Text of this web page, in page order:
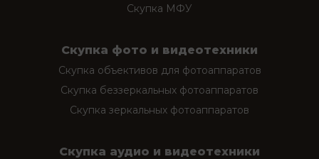
Скупка МФУ
Скупка фото и видеотехники
Скупка объективов для фотоаппаратов
Скупка беззеркальных фотоаппаратов
Скупка зеркальных фотоаппаратов
Скупка аудио и видеотехники